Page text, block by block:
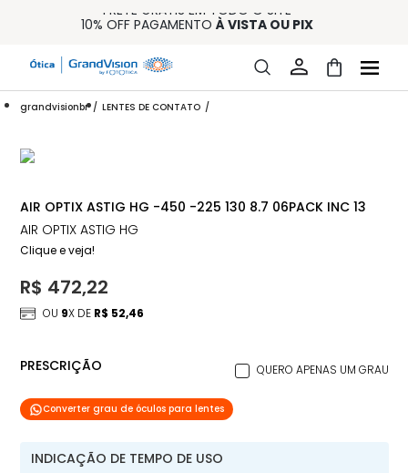
FRETE GRÁTIS EM TODO O SITE
10% OFF PAGAMENTO À VISTA OU PIX
15% OFF NA PRIMEIRA COMPRA (CONSULTE REGULAMENTO)
32% OFF NO COMBO - CONS. REG.
grandvisionbr LENTES DE CONTATO
AIR OPTIX ASTIG HG -450 -225 130 8.7 06PACK INC 13
AIR OPTIX ASTIG HG
Clique e veja!
R$ 472,22
OU 9X DE R$ 52,46
PRESCRIÇÃO QUERO APENAS UM GRAU
Converter grau de óculos para lentes
INDICAÇÃO DE TEMPO DE USO